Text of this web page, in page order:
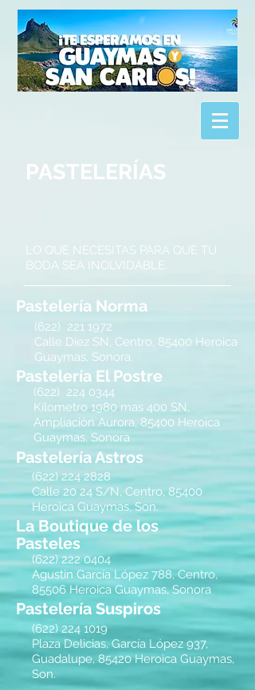
PASTELERÍAS
LO QUE NECESITAS PARA QUE TU
BODA SEA INOLVIDABLE.
Pastelería Norma
(622) 221 1972
Calle Diez SN, Centro, 85400 Heroica
Guaymas, Sonora.
Pastelería El Postre
(622) 224 0344
Kilometro 1980 mas 400 SN,
Ampliación Aurora, 85400 Heroica
Guaymas, Sonora
Pastelería Astros
(622) 224 2828
Calle 20 24 S/N, Centro, 85400
Heroica Guaymas, Son.
La Boutique de los
Pasteles
(622)222 0404
Agustin García López 788, Centro,
85506 Heroica Guaymas, Sonora
Pastelería Suspiros
(622) 224 1019
Plaza Delicias, García López 937,
Guadalupe, 85420 Heroica Guaymas,
Son.